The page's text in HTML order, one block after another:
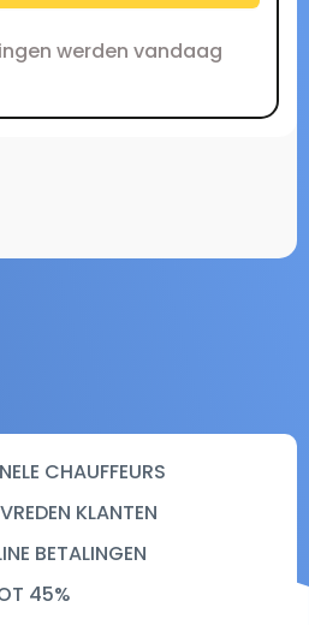
CHAUFFEURS
KLANTEN
BETALINGEN
45%
werden vandaag